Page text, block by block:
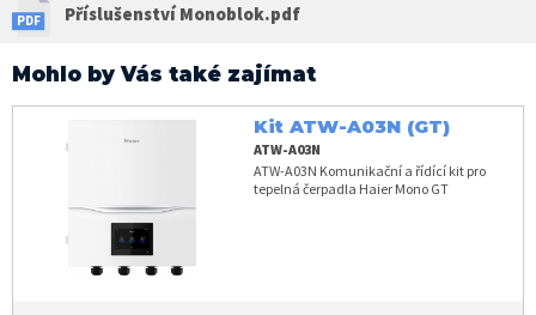
Příslušenství Monoblok.pdf
Mohlo by Vás také zajímat
Kit ATW-A03N (GT)
ATW-A03N
ATW-A03N Komunikační a řídící kit pro
tepelná čerpadla Haier Mono GT